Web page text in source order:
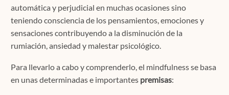
automática y perjudicial en muchas ocasiones sino
teniendo consciencia de los pensamientos, emociones y
sensaciones contribuyendo a la disminución de la
rumiación, ansiedad y malestar psicológico.
Para llevarlo a cabo y comprenderlo, el mindfulness se basa
en unas determinadas e importantes premisas: